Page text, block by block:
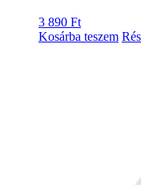
3 890 Ft
Kosárba teszem